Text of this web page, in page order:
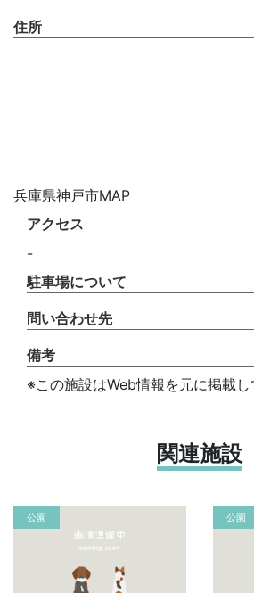
住所
兵庫県神戸市MAP
アクセス
-
駐車場について
問い合わせ先
備考
※この施設はWeb情報を元に掲載
関連施設
公園 公園